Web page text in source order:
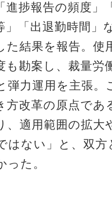
進捗報告の頻度」
」「出退勤時間」
た結果を報告。使
も勘案し、裁量労
弾力運用を主張。
方改革の原点であ
、適用範囲の拡大
はない」と、双
った。